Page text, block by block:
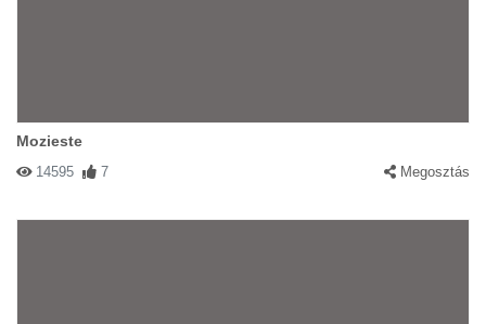
Mozieste
14595 7 Megosztás